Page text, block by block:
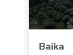
Baika